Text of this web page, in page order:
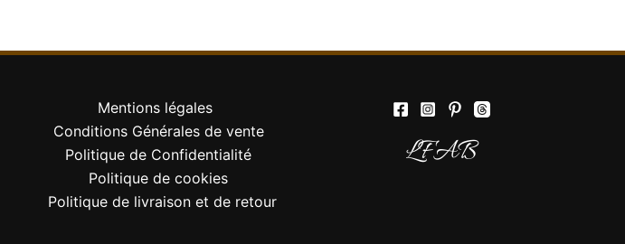
Mentions légales
Conditions Générales de vente
Politique de Confidentialité
Politique de cookies
Politique de livraison et de retour
LFAB